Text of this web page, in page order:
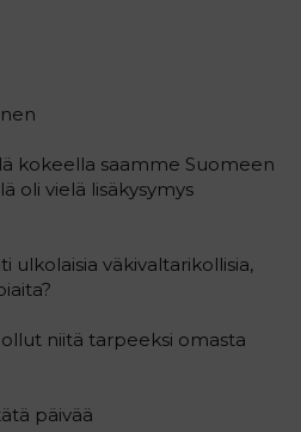
kokeella saamme Suomeen
oli vielä lisäkysymys
ulkolaisia väkivaltarikollisia,
niitä tarpeeksi omasta
päivää